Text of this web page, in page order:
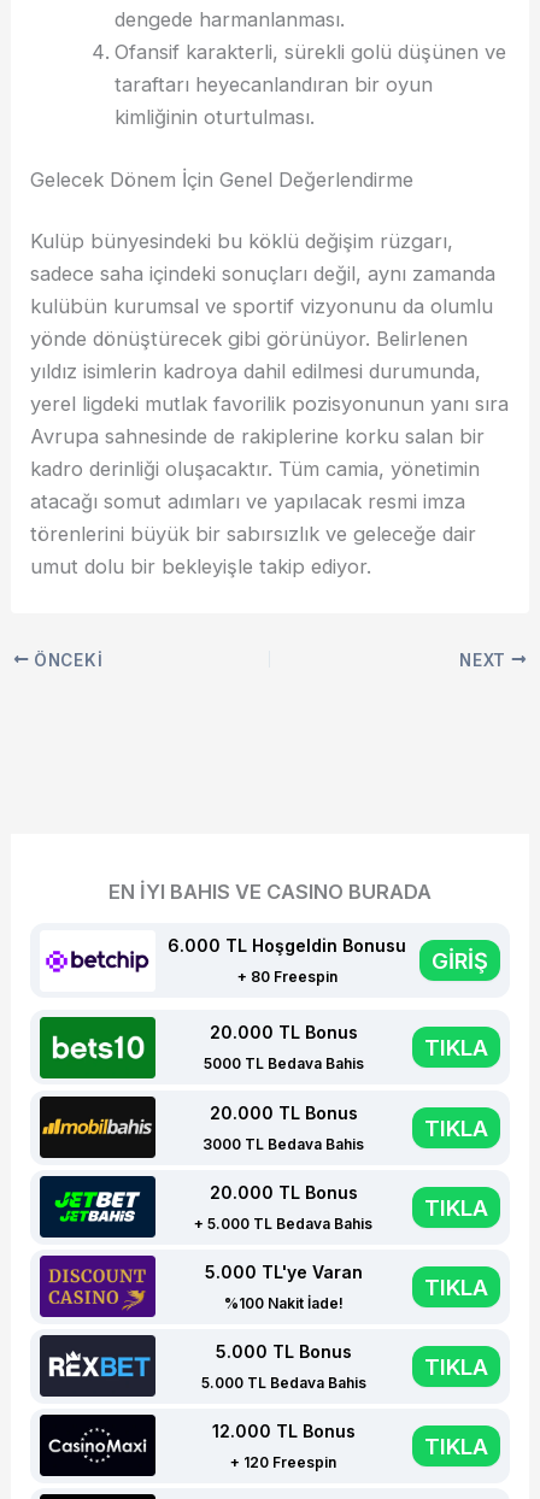
dengede harmanlanması.
Ofansif karakterli, sürekli golü düşünen ve
taraftarı heyecanlandıran bir oyun
kimliğinin oturtulması.
Gelecek Dönem İçin Genel Değerlendirme
Kulüp bünyesindeki bu köklü değişim rüzgarı,
sadece saha içindeki sonuçları değil, aynı zamanda
kulübün kurumsal ve sportif vizyonunu da olumlu
yönde dönüştürecek gibi görünüyor. Belirlenen
yıldız isimlerin kadroya dahil edilmesi durumunda,
yerel ligdeki mutlak favorilik pozisyonunun yanı sıra
Avrupa sahnesinde de rakiplerine korku salan bir
kadro derinliği oluşacaktır. Tüm camia, yönetimin
atacağı somut adımları ve yapılacak resmi imza
törenlerini büyük bir sabırsızlık ve geleceğe dair
umut dolu bir bekleyişle takip ediyor.
ÖNCEKI NEXT
EN İYI BAHIS VE CASINO BURADA
6.000 TL Hoşgeldin Bonusu
+ 80 Freespin
GİRİŞ
20.000 TL Bonus
5000 TL Bedava Bahis
TIKLA
20.000 TL Bonus
3000 TL Bedava Bahis
TIKLA
20.000 TL Bonus
+ 5.000 TL Bedava Bahis
TIKLA
5.000 TL'ye Varan
%100 Nakit İade!
TIKLA
5.000 TL Bonus
5.000 TL Bedava Bahis
TIKLA
12.000 TL Bonus
+ 120 Freespin
TIKLA